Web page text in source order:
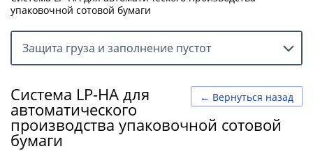
упаковочной сотовой бумаги
Защита груза и заполнение пустот
← Вернуться назад
Система LP-HA для
автоматического
производства упаковочной сотовой
бумаги